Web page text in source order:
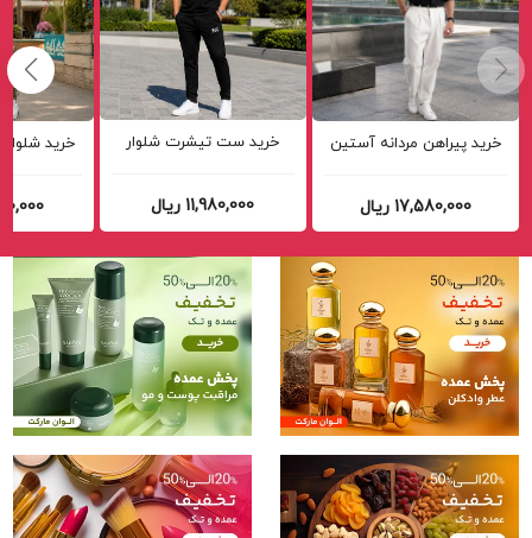
خرید پیراهن مردانه آستین
17,580,000 ریال
خرید ست تیشرت شلوار
11,980,000 ریال
خرید